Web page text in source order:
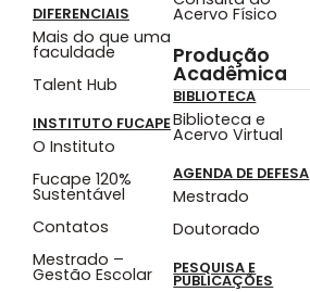
DIFERENCIAIS
Mais do que uma
faculdade
Talent Hub
INSTITUTO FUCAPE
O Instituto
Fucape 120%
Sustentável
Contatos
Mestrado –
Gestão Escolar
Acervo Físico
Produção
Acadêmica
BIBLIOTECA
Biblioteca e
Acervo Virtual
AGENDA DE DEFESA
Mestrado
Doutorado
PESQUISA E
PUBLICAÇÕES